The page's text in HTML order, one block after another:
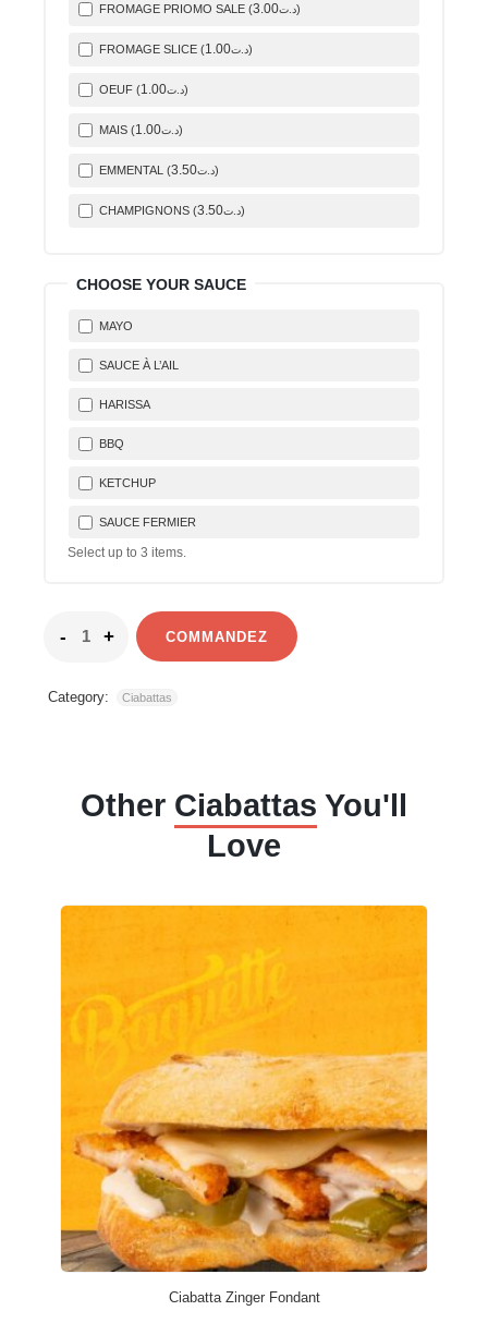
FROMAGE PRIOMO SALE ( د.ت 3.00 )
FROMAGE SLICE ( د.ت 1.00 )
OEUF ( د.ت 1.00 )
MAIS ( د.ت 1.00 )
EMMENTAL ( د.ت 3.50 )
CHAMPIGNONS ( د.ت 3.50 )
CHOOSE YOUR SAUCE
MAYO
SAUCE À L’AIL
HARISSA
BBQ
KETCHUP
SAUCE FERMIER
Select up to 3 items.
COMMANDEZ
Category: Ciabattas
Other Ciabattas You'll
Love
Ciabatta Zinger Fondant